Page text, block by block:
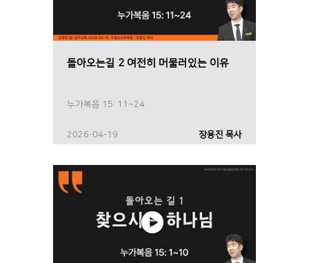
돌아오는길 2 여전히 머물러있는 이유
누가복음 15: 11~24
2026-04-19 장용진 목사